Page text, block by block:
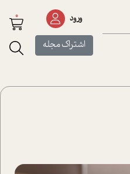
ورود
اشتراک مجله
0